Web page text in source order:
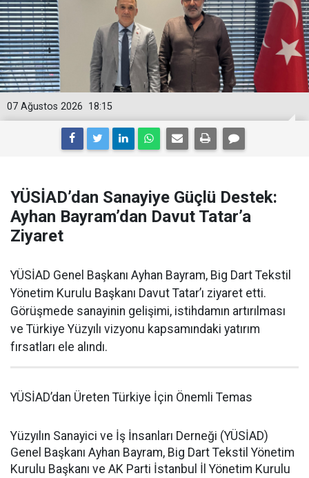
18:15
07 Ağustos 2026
YÜSİAD’dan Sanayiye Güçlü Destek:
Ayhan Bayram’dan Davut Tatar’a
Ziyaret
YÜSİAD Genel Başkanı Ayhan Bayram, Big Dart Tekstil
Yönetim Kurulu Başkanı Davut Tatar’ı ziyaret etti.
Görüşmede sanayinin gelişimi, istihdamın artırılması
ve Türkiye Yüzyılı vizyonu kapsamındaki yatırım
fırsatları ele alındı.
YÜSİAD’dan Üreten Türkiye İçin Önemli Temas
Yüzyılın Sanayici ve İş İnsanları Derneği (YÜSİAD)
Genel Başkanı Ayhan Bayram, Big Dart Tekstil Yönetim
Kurulu Başkanı ve AK Parti İstanbul İl Yönetim Kurulu